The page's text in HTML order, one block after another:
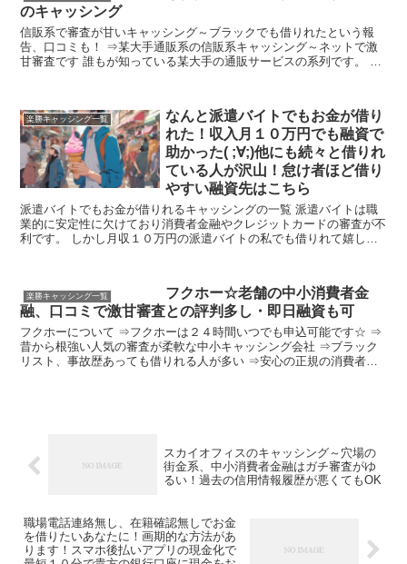
のキャッシング
信販系で審査が甘いキャッシング～ブラックでも借りれたという報
告、口コミも！ ⇒某大手通販系の信販系キャッシング～ネットで激
甘審査です 誰もが知っている某大手の通販サービスの系列です。 キ
楽勝キャッシング一覧
なんと派遣バイトでもお金が借り
れた！収入月１０万円でも融資で
助かった( ;∀;)他にも続々と借りれ
ている人が沢山！怠け者ほど借り
やすい融資先はこちら
派遣バイトでもお金が借りれるキャッシングの一覧 派遣バイトは職
業的に安定性に欠けており消費者金融やクレジットカードの審査が不
利です。 しかし月収１０万円の派遣バイトの私でも借りれて嬉しい
楽勝キャッシング一覧
フクホー☆老舗の中小消費者金
融、口コミで激甘審査との評判多し・即日融資も可
フクホーについて ⇒フクホーは２４時間いつでも申込可能です☆ ⇒
昔から根強い人気の審査が柔軟な中小キャッシング会社 ⇒ブラック
リスト、事故歴あっても借りれる人が多い ⇒安心の正規の消費者金
スカイオフィスのキャッシング～穴場の
街金系、中小消費者金融はガチ審査がゆ
るい！過去の信用情報履歴が悪くてもOK
職場電話連絡無し、在籍確認無しでお金
を借りたいあなたに！画期的な方法があ
ります！スマホ後払いアプリの現金化で